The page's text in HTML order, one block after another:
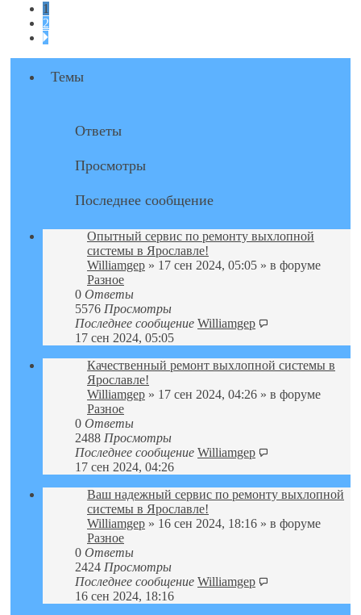
1
2
След.
Темы
Ответы
Просмотры
Последнее сообщение
Опытный сервис по ремонту выхлопной
системы в Ярославле!
Williamgep » 17 сен 2024, 05:05 » в форуме
Разное
0 Ответы
5576 Просмотры
Последнее сообщение Williamgep
17 сен 2024, 05:05
Качественный ремонт выхлопной системы в
Ярославле!
Williamgep » 17 сен 2024, 04:26 » в форуме
Разное
0 Ответы
2488 Просмотры
Последнее сообщение Williamgep
17 сен 2024, 04:26
Ваш надежный сервис по ремонту выхлопной
системы в Ярославле!
Williamgep » 16 сен 2024, 18:16 » в форуме
Разное
0 Ответы
2424 Просмотры
Последнее сообщение Williamgep
16 сен 2024, 18:16